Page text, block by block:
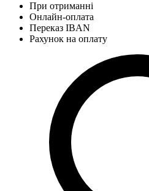
При отриманні
Онлайн-оплата
Переказ IBAN
Рахунок на оплату